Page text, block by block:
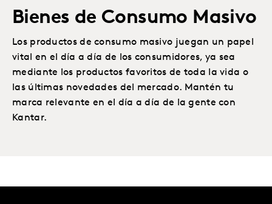
Bienes de Consumo Masivo
Los productos de consumo masivo juegan un papel
vital en el día a día de los consumidores, ya sea
mediante los productos favoritos de toda la vida o
las últimas novedades del mercado. Mantén tu
marca relevante en el día a día de la gente con
Kantar.